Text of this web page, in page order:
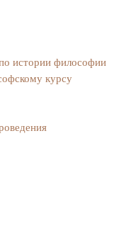
истории философии
курсу